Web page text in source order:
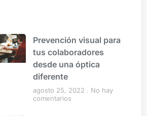
Prevención visual para
tus colaboradores
desde una óptica
diferente
agosto 25, 2022
No hay
comentarios